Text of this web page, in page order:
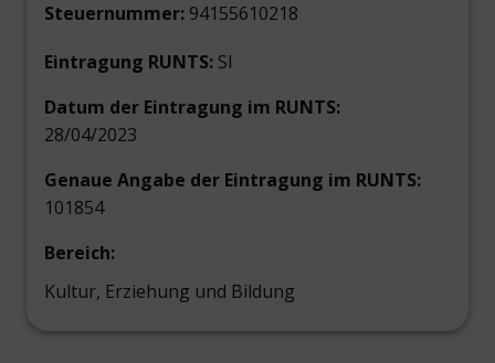
Steuernummer: 94155610218
Eintragung RUNTS: SI
Datum der Eintragung im RUNTS:
28/04/2023
Genaue Angabe der Eintragung im RUNTS:
101854
Bereich:
Kultur, Erziehung und Bildung